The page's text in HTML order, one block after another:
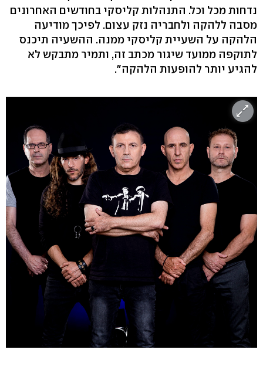
נדחות מכל וכל. התנהלות קליסקי בחודשים האחרונים
מסבה ללהקה ולחבריה נזק עצום. לפיכך מודיעה
הלהקה על השעיית קליסקי ממנה. ההשעיה תיכנס
לתוקפה ממועד שיגור מכתב זה, ותמיר מתבקש לא
להגיע יותר להופעות הלהקה".